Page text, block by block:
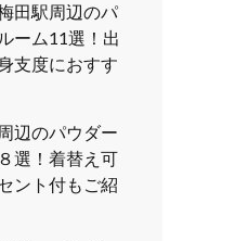
田駅周辺のパ
ーム11選！出
支度におすす
辺のパウダー
選！着替え可
ント付もご紹